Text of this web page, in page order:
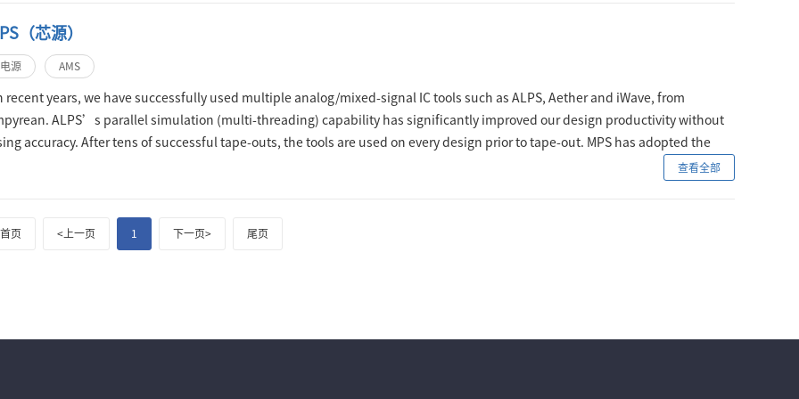
（芯源）
电源 AMS
recent years, we have successfully used multiple analog/mixed-signal IC tools such as ALPS, Aether and iWave, from
ALPS’s parallel simulation (multi-threading) capability has significantly improved our design productivity without
accuracy. After tens of successful tape-outs, the tools are used on every design prior to tape-out. MPS has adopted the
查看全部
首页 <上一页 1 下一页> 尾页